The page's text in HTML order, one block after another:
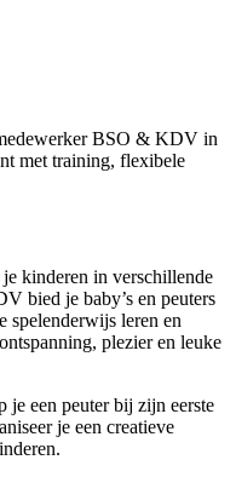
BSO & KDV in
met training, flexibele
kinderen in verschillende
bied je baby’s en peuters
spelenderwijs leren en
plezier en leuke
je een peuter bij zijn eerste
je een creatieve